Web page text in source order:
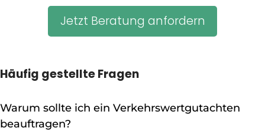
Jetzt Beratung anfordern
Häufig gestellte Fragen
Warum sollte ich ein Verkehrswertgutachten
beauftragen?